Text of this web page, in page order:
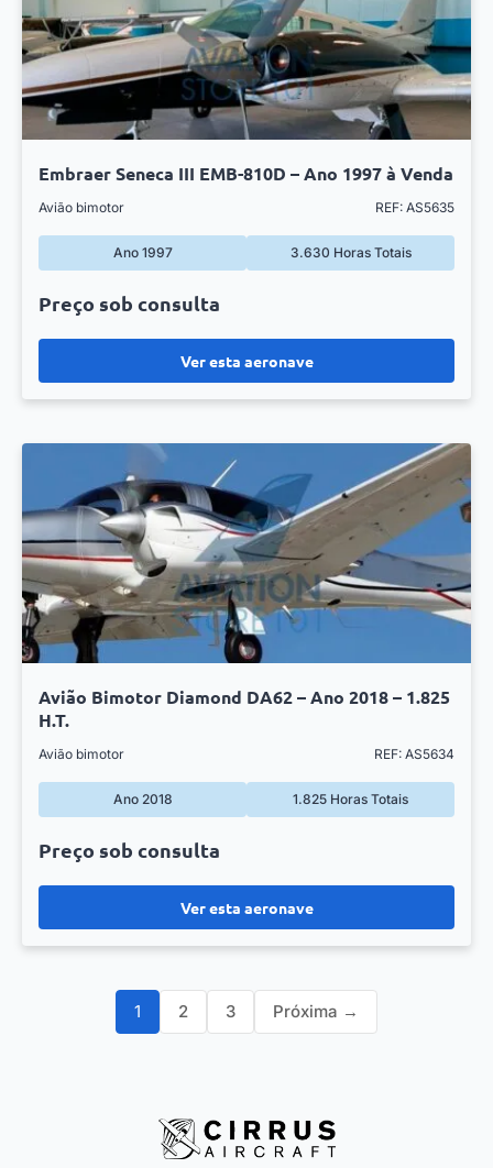
Embraer Seneca III EMB-810D – Ano 1997 à Venda
Avião bimotor REF: AS5635
Ano 1997 3.630 Horas Totais
Ver esta aeronave
Preço sob consulta
Avião Bimotor Diamond DA62 – Ano 2018 – 1.825
H.T.
Avião bimotor REF: AS5634
Ano 2018 1.825 Horas Totais
Ver esta aeronave
Preço sob consulta
1 2 3 Próxima →